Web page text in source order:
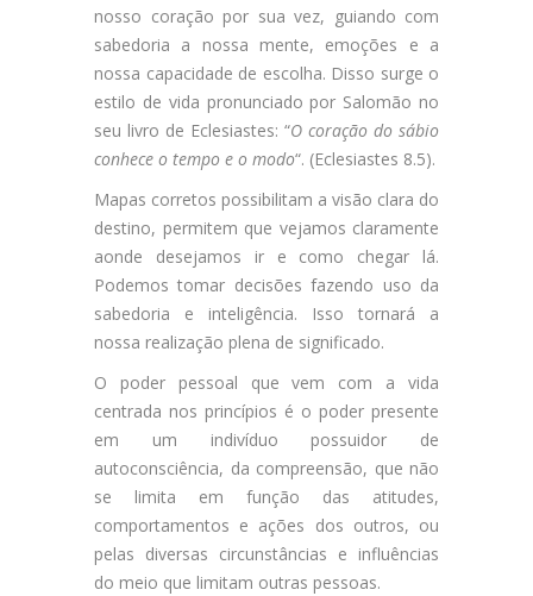
nosso coração por sua vez, guiando com
sabedoria a nossa mente, emoções e a
nossa capacidade de escolha. Disso surge o
estilo de vida pronunciado por Salomão no
seu livro de Eclesiastes: “O coração do sábio
conhece o tempo e o modo“. (Eclesiastes 8.5).
Mapas corretos possibilitam a visão clara do
destino, permitem que vejamos claramente
aonde desejamos ir e como chegar lá.
Podemos tomar decisões fazendo uso da
sabedoria e inteligência. Isso tornará a
nossa realização plena de significado.
O poder pessoal que vem com a vida
centrada nos princípios é o poder presente
em um indivíduo possuidor de
autoconsciência, da compreensão, que não
se limita em função das atitudes,
comportamentos e ações dos outros, ou
pelas diversas circunstâncias e influências
do meio que limitam outras pessoas.